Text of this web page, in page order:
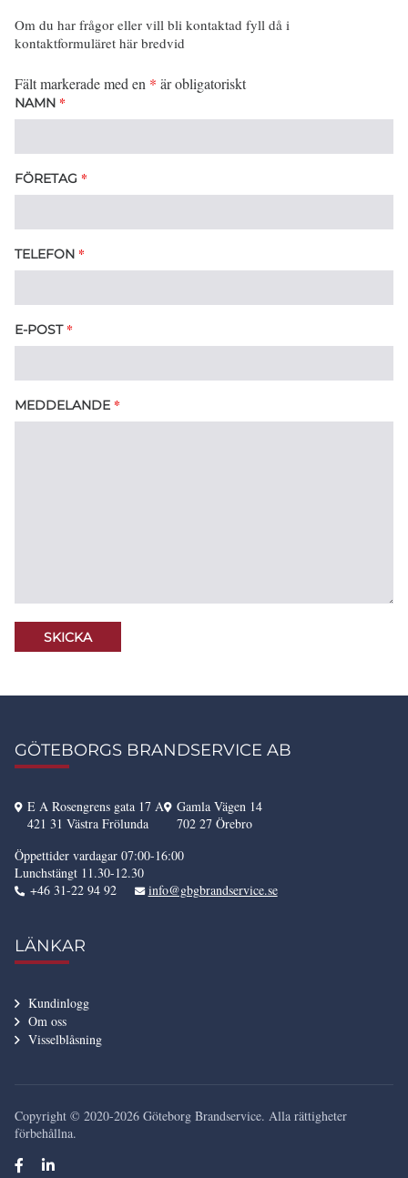
Om du har frågor eller vill bli kontaktad fyll då i
kontaktformuläret här bredvid
Fält markerade med en * är obligatoriskt
NAMN *
FÖRETAG *
TELEFON *
E-POST *
MEDDELANDE *
GÖTEBORGS BRANDSERVICE AB
E A Rosengrens gata 17 A
421 31 Västra Frölunda
Gamla Vägen 14
702 27 Örebro
Öppettider vardagar 07:00-16:00
Lunchstängt 11.30-12.30
+46 31-22 94 92
info@gbgbrandservice.se
LÄNKAR
Kundinlogg
Om oss
Visselblåsning
Copyright © 2020-2026 Göteborg Brandservice. Alla rättigheter
förbehållna.